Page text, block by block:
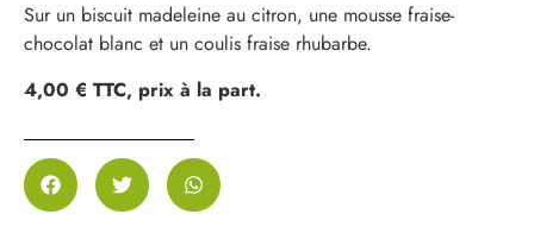
Sur un biscuit madeleine au citron, une mousse fraise-
chocolat blanc et un coulis fraise rhubarbe.
4,00 € TTC, prix à la part.